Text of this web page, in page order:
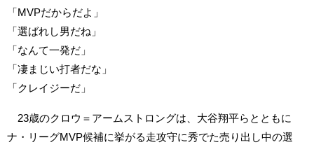
「MVPだからだよ」
「選ばれし男だね」
「なんて一発だ」
「凄まじい打者だな」
「クレイジーだ」
23歳のクロウ＝アームストロングは、大谷翔平らとともに
ナ・リーグMVP候補に挙がる走攻守に秀でた売り出し中の選